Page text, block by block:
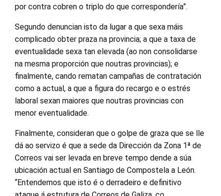
por contra cobren o triplo do que correspondería”.
Segundo denuncian isto da lugar a que sexa máis
complicado obter praza na provincia; a que a taxa de
eventualidade sexa tan elevada (ao non consolidarse
na mesma proporción que noutras provincias); e
finalmente, cando rematan campañas de contratación
como a actual, a que a figura do recargo e o estrés
laboral sexan maiores que noutras provincias con
menor eventualidade.
Finalmente, consideran que o golpe de graza que se lle
dá ao servizo é que a sede da Dirección da Zona 1ª de
Correos vai ser levada en breve tempo dende a súa
ubicación actual en Santiago de Compostela a León.
“Entendemos que isto é o derradeiro e definitivo